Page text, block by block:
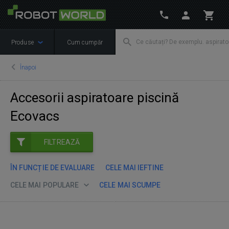
Produse Cum cumpăr
Înapoi
Accesorii aspiratoare piscină
Ecovacs
FILTREAZĂ
ÎN FUNCȚIE DE EVALUARE CELE MAI IEFTINE
CELE MAI POPULARE CELE MAI SCUMPE